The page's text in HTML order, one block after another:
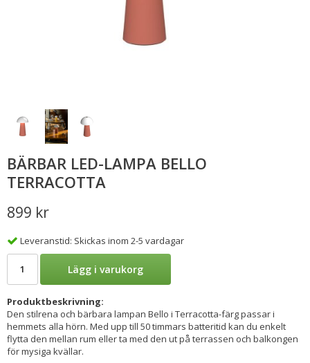
BÄRBAR LED-LAMPA BELLO
TERRACOTTA
899 kr
Leveranstid: Skickas inom 2-5 vardagar
Lägg i varukorg
Produktbeskrivning:
Den stilrena och bärbara lampan Bello i Terracotta-färg passar i
hemmets alla hörn. Med upp till 50 timmars batteritid kan du enkelt
flytta den mellan rum eller ta med den ut på terrassen och balkongen
för mysiga kvällar.